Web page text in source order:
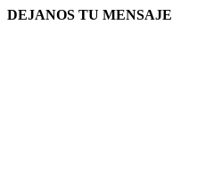
DEJANOS TU MENSAJE